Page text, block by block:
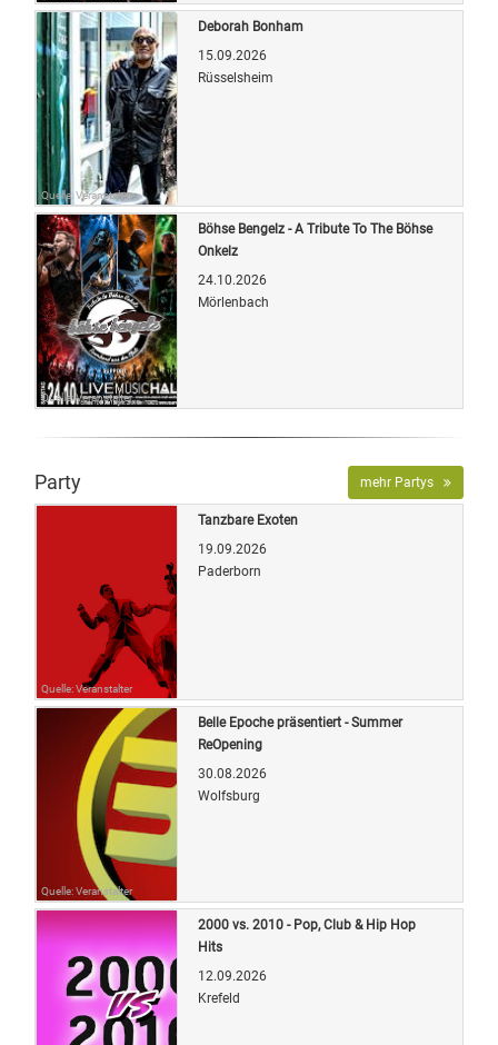
Quelle: Veranstalter
Deborah Bonham
15.09.2026
Rüsselsheim
Quelle: Veranstalter
Böhse Bengelz - A Tribute To The Böhse
Onkelz
24.10.2026
Mörlenbach
Party mehr Partys
Quelle: Veranstalter
Tanzbare Exoten
19.09.2026
Paderborn
Quelle: Veranstalter
Belle Epoche präsentiert - Summer
ReOpening
30.08.2026
Wolfsburg
2000 vs. 2010 - Pop, Club & Hip Hop
Hits
12.09.2026
Krefeld